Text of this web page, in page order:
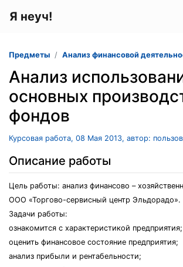
Я неуч!
Предметы Анализ финансовой
Анализ
основных
фондов
Курсовая работа, 08 Мая 2013, автор:
Описание работы
Цель работы: анализ финансово –
ООО «Торгово-сервисный центр Эльдорадо».
Задачи работы:
ознакомится с характеристикой предприятия;
оценить финансовое состояние предприятия;
анализ прибыли и рентабельности;